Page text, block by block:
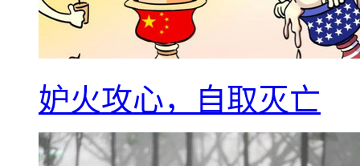
妒火攻心，自取灭亡